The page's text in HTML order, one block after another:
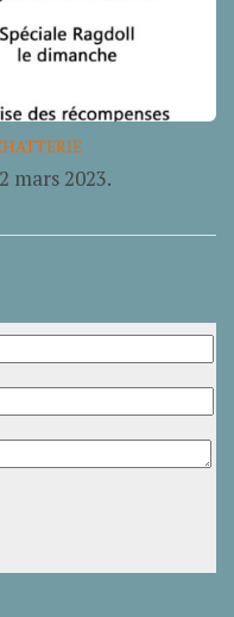
mars 2023.